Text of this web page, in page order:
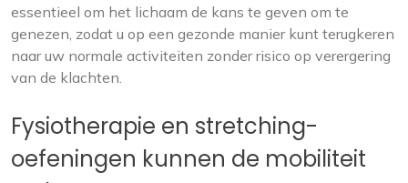
essentieel om het lichaam de kans te geven om te
genezen, zodat u op een gezonde manier kunt terugkeren
naar uw normale activiteiten zonder risico op verergering
van de klachten.
Fysiotherapie en stretching-
oefeningen kunnen de mobiliteit